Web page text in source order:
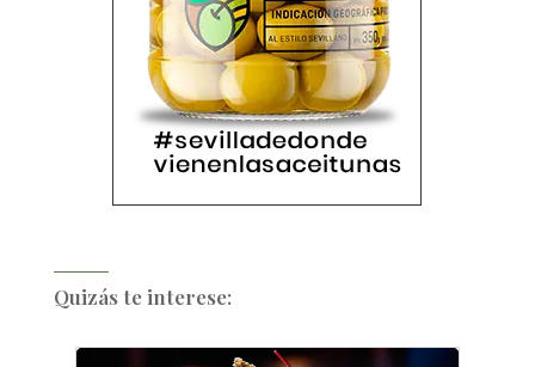
Quizás te interese: